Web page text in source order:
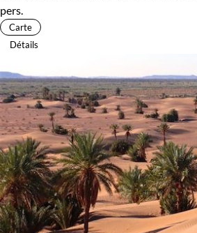
pers.
Carte
Détails